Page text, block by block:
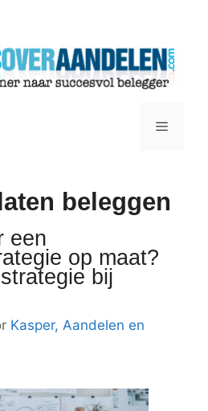
Menu
beleggen
een
op maat?
bij
Kasper, Aandelen en